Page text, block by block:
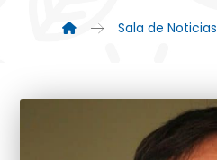
Sala de Noticias